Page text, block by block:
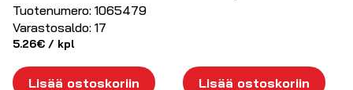
Tuotenumero: 1065479
Varastosaldo: 17
5.26€ / kpl
Lisää ostoskoriin Lisää ostoskoriin